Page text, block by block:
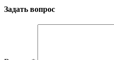
Задать вопрос